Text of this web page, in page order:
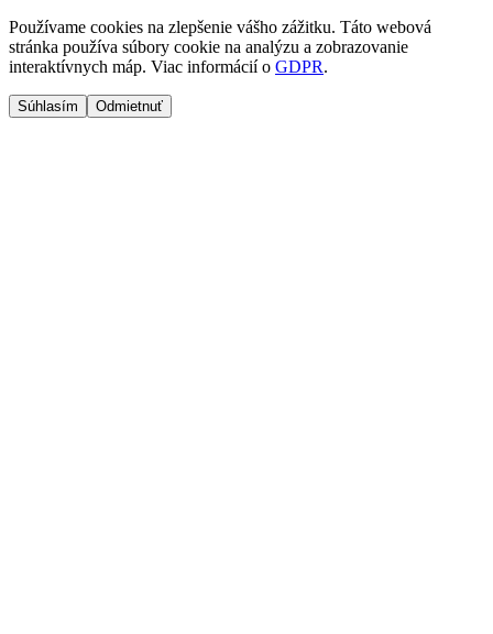
Používame cookies na zlepšenie vášho zážitku. Táto webová
stránka používa súbory cookie na analýzu a zobrazovanie
interaktívnych máp. Viac informácií o GDPR.
Súhlasím Odmietnuť